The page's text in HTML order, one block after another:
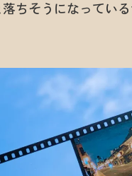
ちそうになっている